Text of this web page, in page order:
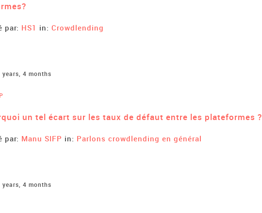
par: HS1 in: Crowdlending
years, 4 months
un tel écart sur les taux de défaut entre les plateformes ?
par: Manu SIFP in: Parlons crowdlending en général
years, 4 months